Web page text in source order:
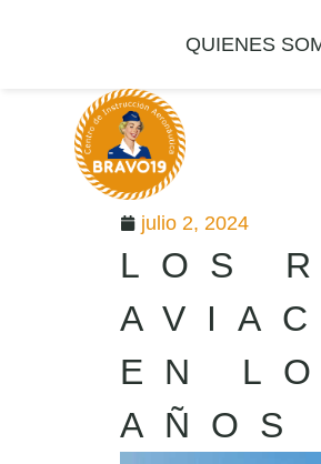
QUIENES
julio 2, 2024
LOS
EN
AÑOS